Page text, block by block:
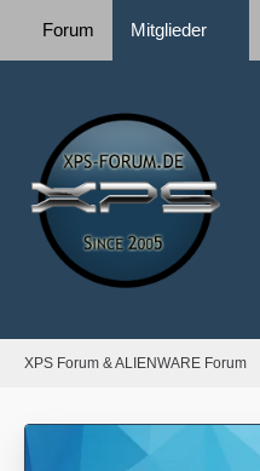
Forum Mitglieder
XPS Forum & ALIENWARE Forum